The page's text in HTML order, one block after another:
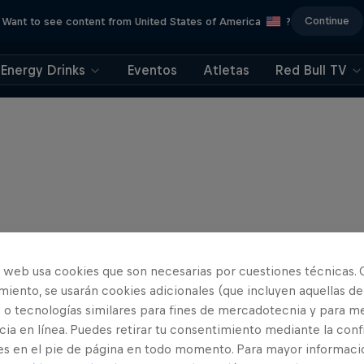
Want to see content from United States of America ? Continue
Energy Drinks Eventos Atletas Red Bull TV
web usa cookies que son necesarias por cuestiones técnicas.
se usarán cookies adicionales (que incluyen aquellas de
tecnologías similares para fines de mercadotecnia y para
en línea. Puedes retirar tu consentimiento mediante la
en el pie de página en todo momento. Para mayor